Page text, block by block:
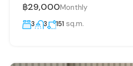
฿29,000Monthly
3 3 151 sq.m.